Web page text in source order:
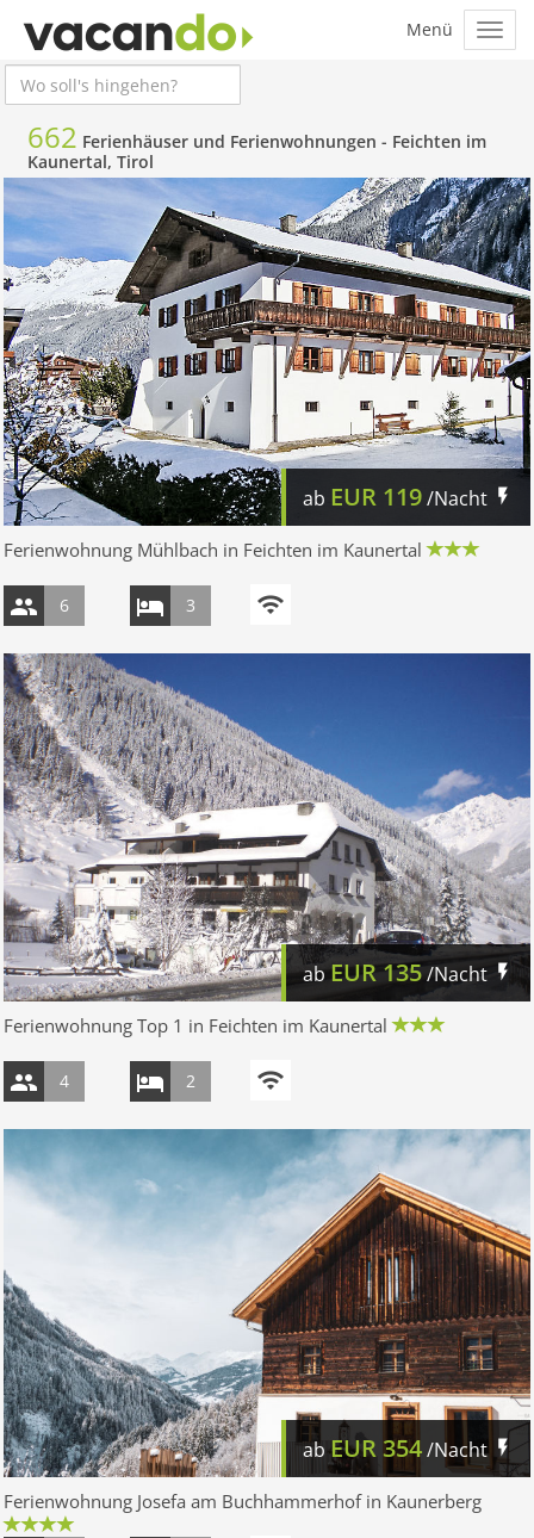
662 Ferienhäuser und Ferienwohnungen - Feichten im
Kaunertal, Tirol
ab EUR 119/Nacht
Ferienwohnung Mühlbach in Feichten im Kaunertal
6 3
abEUR135/Nacht
Ferienwohnung Top 1 in Feichten im Kaunertal
4 2
abEUR354/Nacht
Ferienwohnung Josefa am Buchhammerhof in Kaunerberg